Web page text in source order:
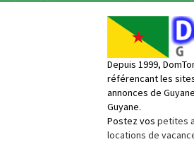
Depuis 1999,
référencant les
annonces de
Guyane.
Postez vos petites
locations de